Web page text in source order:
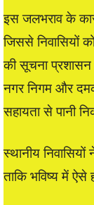
इस जलभराव के
जिससे निवासियों
की सूचना प्रशासन
नगर निगम और
सहायता से पानी
स्थानीय
ताकि भविष्य में